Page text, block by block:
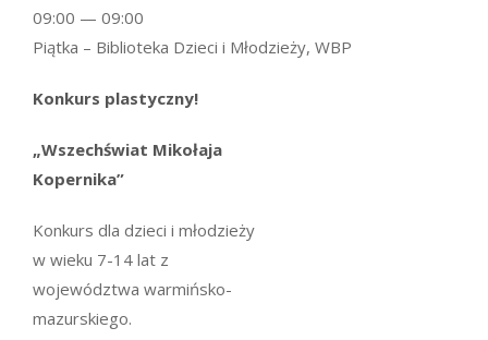
Konkurs plastyczny!
„Wszechświat Mikołaja
Kopernika”
Konkurs dla dzieci i młodzieży
w wieku 7-14 lat z
województwa warmińsko-
mazurskiego.
09:00 — 09:00
Piątka – Biblioteka Dzieci i Młodzieży, WBP